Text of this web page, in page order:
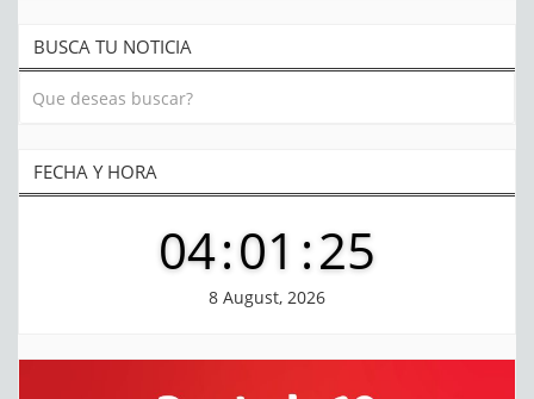
BUSCA TU NOTICIA
FECHA Y HORA
04:01 :26
8 August, 2026